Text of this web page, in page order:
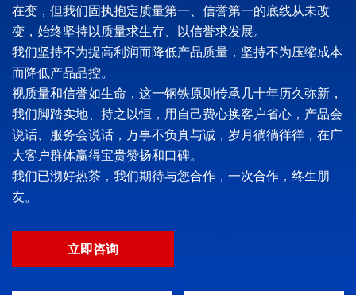
在变，但我们固执抱定质量第一、信誉第一的底线从未改
变，始终坚持以质量求生存、以信誉求发展。
我们坚持不为提高利润而降低产品质量，坚持不为压缩成本
而降低产品品控。
视质量和信誉如生命，这一钢铁原则传承几十年历久弥新，
我们脚踏实地、持之以恒，用自己费心换客户省心，产品会
说话、服务会说话，万事不负真与诚，岁月徜徜徉徉，在广
大客户群体赢得宝贵赞扬和口碑。
我们已沏好热茶，我们期待与您合作，一次合作，终生朋
友。
立即咨询